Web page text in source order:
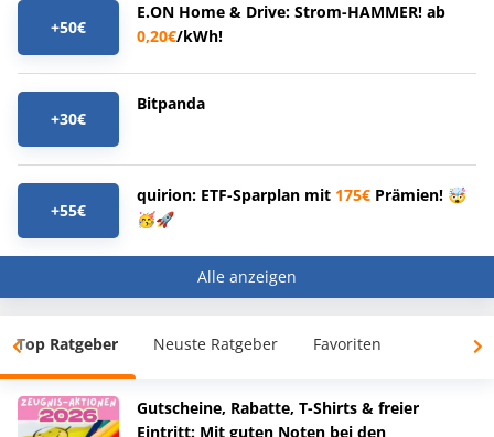
+50€
E.ON Home & Drive: Strom-HAMMER! ab
0,20€/kWh!
+30€
Bitpanda
+55€
quirion: ETF-Sparplan mit 175€ Prämien! 🤯
🥳🚀
Alle anzeigen
Top Ratgeber Neuste Ratgeber Favoriten
Gutscheine, Rabatte, T-Shirts & freier
Eintritt: Mit guten Noten bei den